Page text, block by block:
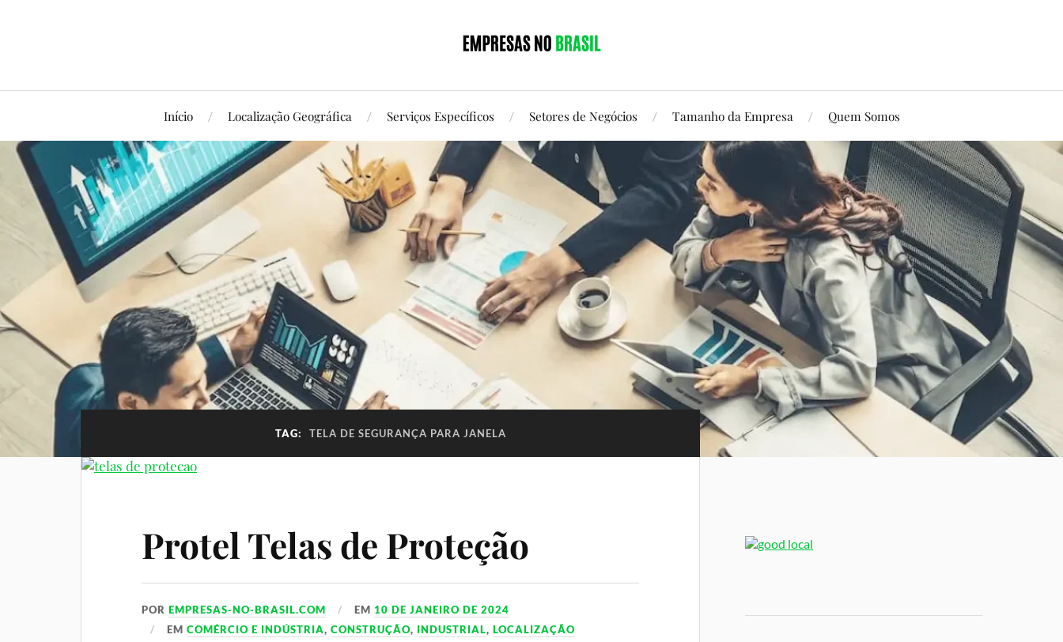
Início Localização Geográfica Serviços Específicos Setores de Negócios Tamanho da Empresa Quem Somos
TAG: TELA DE SEGURANÇA PARA JANELA
Protel Telas de Proteção
POREMPRESAS-NO-BRASIL.COM EM 10 DE JANEIRO DE 2024
EMCOMÉRCIO E INDÚSTRIA,CONSTRUÇÃO, INDUSTRIAL,LOCALIZAÇÃO